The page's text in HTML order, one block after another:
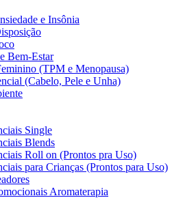
e Insônia
Bem-Estar
(TPM e Menopausa)
(Cabelo, Pele e Unha)
Single
Blends
Roll on (Prontos pra Uso)
para Crianças (Prontos para Uso)
Aromaterapia